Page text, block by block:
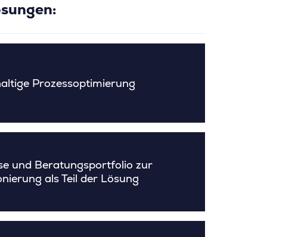
Prozessoptimierung
und Beratungsportfolio zur
als Teil der Lösung